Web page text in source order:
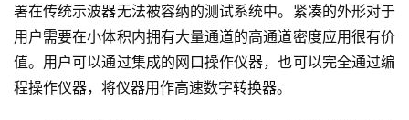
署在传统示波器无法被容纳的测试系统中。紧凑的外形对于
用户需要在小体积内拥有大量通道的高通道密度应用很有价
值。用户可以通过集成的网口操作仪器，也可以完全通过编
程操作仪器，将仪器用作高速数字转换器。